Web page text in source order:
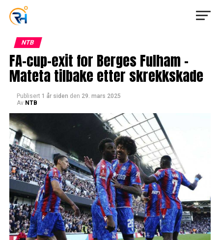
NTB
FA-cup-exit for Berges Fulham –
Mateta tilbake etter skrekkskade
Publisert 1 år siden den 29. mars 2025
Av NTB